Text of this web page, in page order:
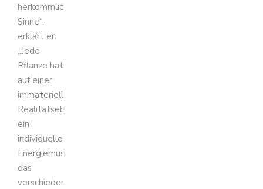
herkömmlichen
Sinne“,
erklärt er.
„Jede
Pflanze hat
auf einer
immateriellen
Realitätsebene
ein
individuelles
Energiemuster,
das
verschiedenen